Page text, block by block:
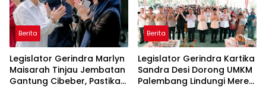
Berita
Legislator Gerindra Marlyn
Maisarah Tinjau Jembatan
Gantung Cibeber, Pastikan
Berita
Legislator Gerindra Kartika
Sandra Desi Dorong UMKM
Palembang Lindungi Merek